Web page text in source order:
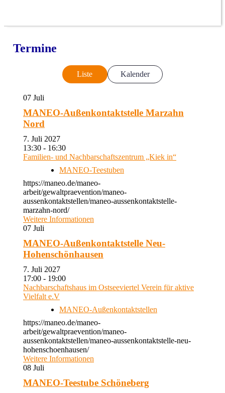
Termine
Liste Kalender
07 Juli
MANEO-Außenkontaktstelle Marzahn
Nord
7. Juli 2027
13:30 - 16:30
Familien- und Nachbarschaftszentrum „Kiek in“
MANEO-Teestuben
https://maneo.de/maneo-
arbeit/gewaltpraevention/maneo-
aussenkontaktstellen/maneo-aussenkontaktstelle-
marzahn-nord/
Weitere Informationen
07 Juli
MANEO-Außenkontaktstelle Neu-
Hohenschönhausen
7. Juli 2027
17:00 - 19:00
Nachbarschaftshaus im Ostseeviertel Verein für aktive
Vielfalt e.V
MANEO-Außenkontaktstellen
https://maneo.de/maneo-
arbeit/gewaltpraevention/maneo-
aussenkontaktstellen/maneo-aussenkontaktstelle-neu-
hohenschoenhausen/
Weitere Informationen
08 Juli
MANEO-Teestube Schöneberg